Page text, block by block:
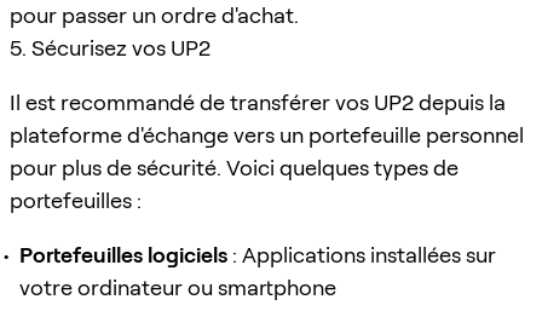
pour passer un ordre d'achat.
5. Sécurisez vos UP2
Il est recommandé de transférer vos UP2 depuis la
plateforme d'échange vers un portefeuille personnel
pour plus de sécurité. Voici quelques types de
portefeuilles :
Portefeuilles logiciels : Applications installées sur
votre ordinateur ou smartphone